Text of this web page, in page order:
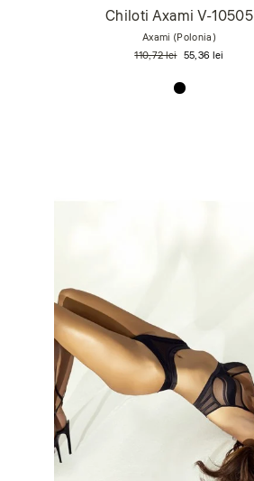
Chiloti Axami V-10505
Axami (Polonia)
Preț
110,72 lei Preț
vânzare
55,36 lei